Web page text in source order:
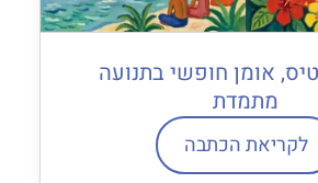
אומן חופשי בתנועה
מתמדת
לקריאת הכתבה